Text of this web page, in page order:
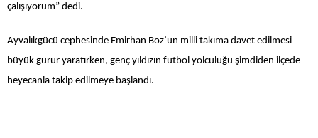
çalışıyorum” dedi.
Ayvalıkgücü cephesinde Emirhan Boz’un milli takıma davet edilmesi
büyük gurur yaratırken, genç yıldızın futbol yolculuğu şimdiden ilçede
heyecanla takip edilmeye başlandı.